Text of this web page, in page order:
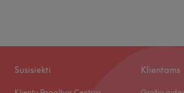
Susisiekti Klientams